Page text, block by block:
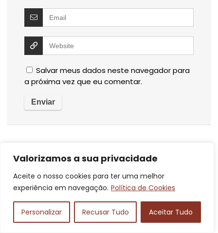
Valorizamos a sua privacidade
Aceite o nosso cookies para ter uma melhor
experiência em navegação. Política de Cookies
Personalizar Recusar Tudo Aceitar Tudo
Salvar meus dados neste navegador para
a próxima vez que eu comentar.
Pesquisar
Tags Populares